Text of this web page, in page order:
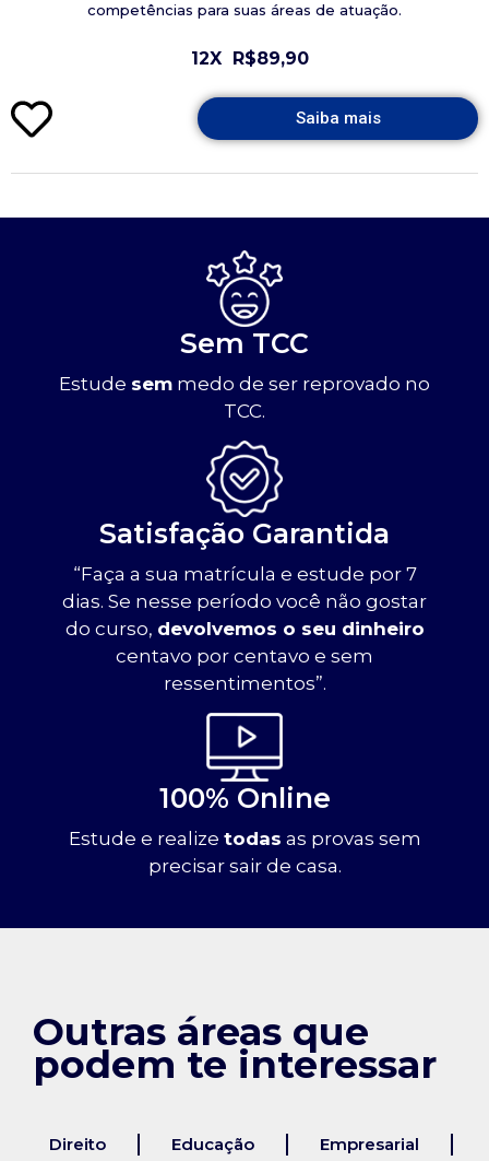
competências para suas áreas de atuação.
12X R$89,90
Saiba mais
Sem TCC
Estude sem medo de ser reprovado no
TCC.
Satisfação Garantida
“Faça a sua matrícula e estude por 7
dias. Se nesse período você não gostar
do curso, devolvemos o seu dinheiro
centavo por centavo e sem
ressentimentos”.
100% Online
Estude e realize todas as provas sem
precisar sair de casa.
Outras áreas que
podem te interessar
Direito Educação Empresarial